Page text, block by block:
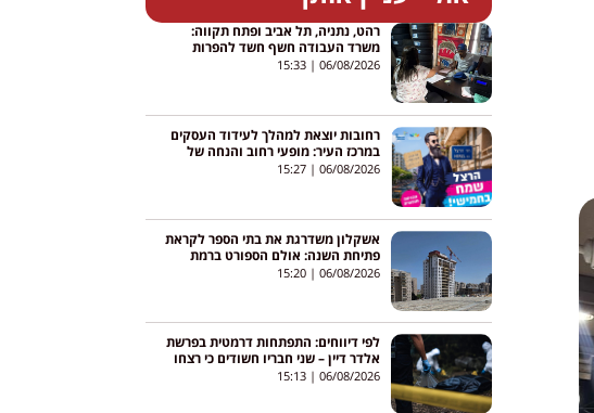
רהט, נתניה, תל אביב ופתח תקווה:
משרד העבודה חשף חשד להפרות
זכויות עובדים במבצעי אכיפה
06/08/2026
15:33
רחובות יוצאת למהלך לעידוד העסקים
במרכז העיר: מופעי רחוב והנחה של
50% באגרת השילוט
06/08/2026
15:27
אשקלון משדרגת את בתי הספר לקראת
פתיחת השנה: אולם הספורט ברמת
כרמים עובר שיפוץ מקיף
06/08/2026
15:20
לפי דיווחים: התפתחות דרמטית בפרשת
אלדר דיין – שני חבריו חשודים כי רצחו
אותו והסתירו את גופתו
06/08/2026
15:13